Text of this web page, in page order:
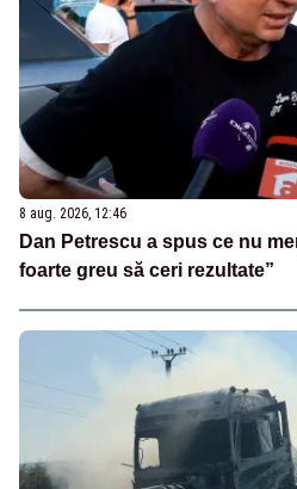
8 aug. 2026, 12:46
Dan Petrescu a spus ce nu
foarte greu să ceri rezultate”